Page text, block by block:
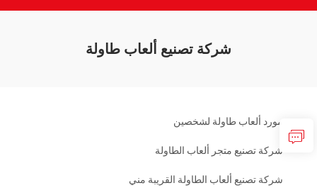
شركة تصنيع ألعاب طاولة
مورد ألعاب طاولة لشخصين
شركة تصنيع متجر ألعاب الطاولة
شركة تصنيع ألعاب الطاولة القريبة مني